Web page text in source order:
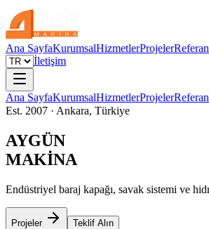
Ana SayfaKurumsalHizmetlerProjeler
İletişim
Ana SayfaKurumsalHizmetlerProjeler
Est. 2007 · Ankara, Türkiye
AYGÜN
MAKİNA
Endüstriyel baraj kapağı, savak sistemi ve
Projeler Teklif Alın